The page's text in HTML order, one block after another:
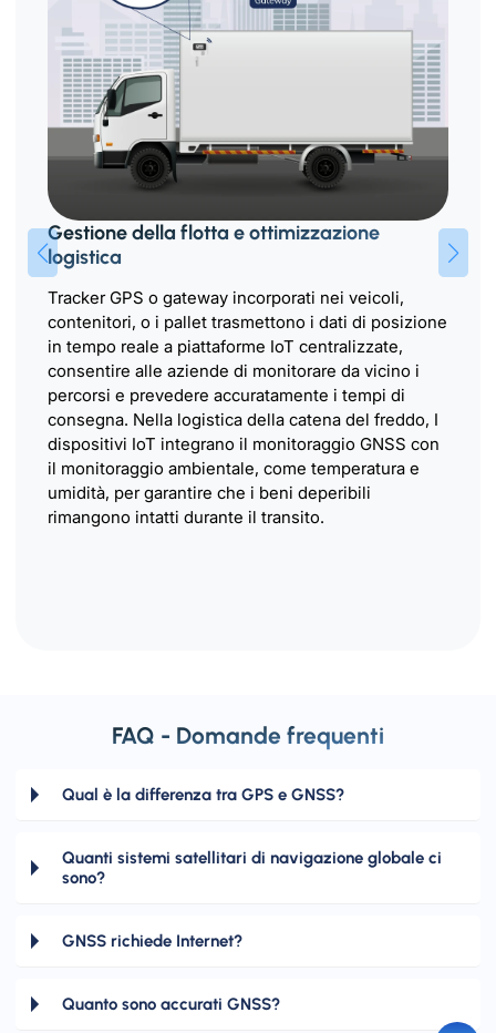
Gestione della flotta e ottimizzazione
logistica
Tracker GPS o gateway incorporati nei veicoli,
contenitori, o i pallet trasmettono i dati di posizione
in tempo reale a piattaforme IoT centralizzate,
consentire alle aziende di monitorare da vicino i
percorsi e prevedere accuratamente i tempi di
consegna. Nella logistica della catena del freddo, I
dispositivi IoT integrano il monitoraggio GNSS con
il monitoraggio ambientale, come temperatura e
umidità, per garantire che i beni deperibili
rimangono intatti durante il transito.
FAQ - Domande frequenti
Qual è la differenza tra GPS e GNSS?
Quanti sistemi satellitari di navigazione globale ci
sono?
GNSS richiede Internet?
Quanto sono accurati GNSS?